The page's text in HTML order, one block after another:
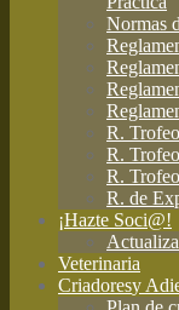
Normas
R.
R.
R.
R. de
¡Hazte Soci@!
Veterinaria
Criadoresy